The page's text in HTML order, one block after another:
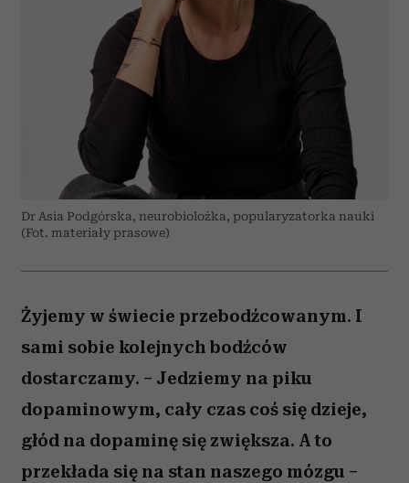
Dr Asia Podgórska, neurobiolożka, popularyzatorka nauki
(Fot. materiały prasowe)
Żyjemy w świecie przebodźcowanym. I
sami sobie kolejnych bodźców
dostarczamy. – Jedziemy na piku
dopaminowym, cały czas coś się dzieje,
głód na dopaminę się zwiększa. A to
przekłada się na stan naszego mózgu –